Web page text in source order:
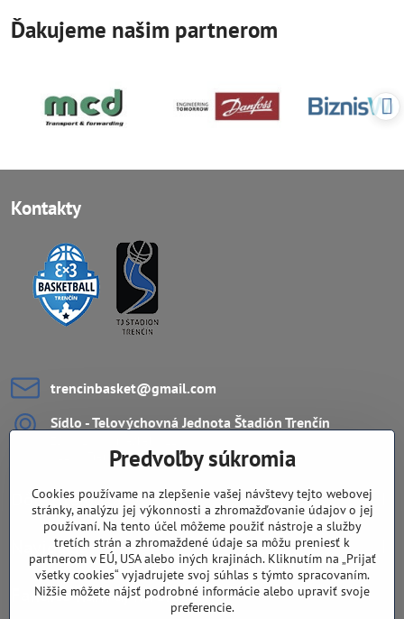
Ďakujeme našim partnerom
Kontakty
trencinbasket​@gmail​.com
Sídlo - Telovýchovná Jednota Štadión Trenčín
911 08 Trenčín
Dôležité odkazy
Navigácia
Fandíte nám aj na sieťach?
Predvoľby súkromia
Cookies používame na zlepšenie vašej návštevy tejto webovej
stránky, analýzu jej výkonnosti a zhromažďovanie údajov o jej
používaní. Na tento účel môžeme použiť nástroje a služby
tretích strán a zhromaždené údaje sa môžu preniesť k
partnerom v EÚ, USA alebo iných krajinách. Kliknutím na „Prijať
všetky cookies“ vyjadrujete svoj súhlas s týmto spracovaním.
Nižšie môžete nájsť podrobné informácie alebo upraviť svoje
preferencie.